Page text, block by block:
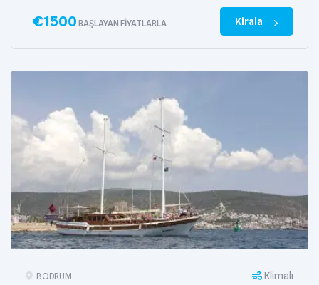
€1500 BAŞLAYAN FIYATLARLA Kirala
BODRUM Klimalı